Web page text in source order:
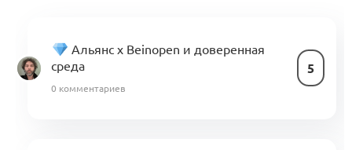
Альянс x Beinopen и доверенная
среда
5
0 комментариев